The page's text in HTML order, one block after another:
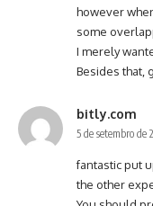
however
some
I merely
Besides that,
bitly.com
5 de setembro de
fantastic put
the other